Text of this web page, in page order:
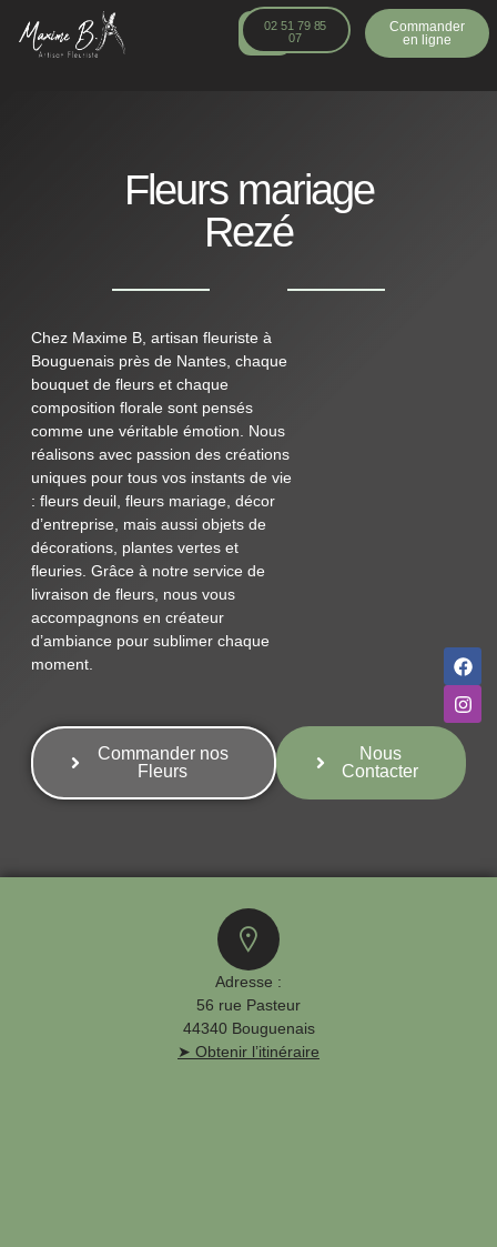
principal
02 51 79 85
07
Commander
en ligne
Fleurs mariage
Rezé
Chez Maxime B, artisan fleuriste à
Bouguenais près de Nantes, chaque
bouquet de fleurs et chaque
composition florale sont pensés
comme une véritable émotion. Nous
réalisons avec passion des créations
uniques pour tous vos instants de vie
: fleurs deuil, fleurs mariage, décor
d’entreprise, mais aussi objets de
décorations, plantes vertes et
fleuries. Grâce à notre service de
livraison de fleurs, nous vous
accompagnons en créateur
d’ambiance pour sublimer chaque
moment.
Commander nos
Fleurs
Nous
Contacter
Adresse :
56 rue Pasteur
44340 Bouguenais
➤ Obtenir l’itinéraire